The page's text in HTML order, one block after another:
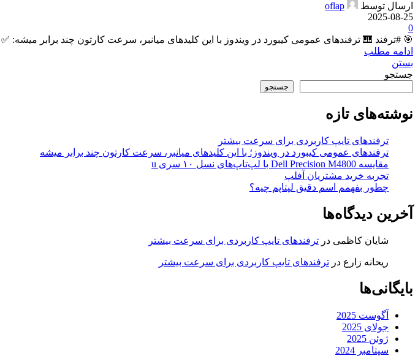
ارسال توسط
oflap
2025-08-25
0
🎯 #ترفند 🎹 ترفندهای عمومی کیبورد در ویندوز با این کلیدهای میانبر، سرعت کارتون چند برابر میشه: ✅ Ctrl + C → کپی ✅ Ctrl + V → پ...
ادامه مطلب
بستن
جستجو
جستجو
نوشته‌های تازه
ترفندهای تایپ کاربردی برای سرعت بیشتر
ترفندهای عمومی کیبورد در ویندوز؛ با این کلیدهای میانبر، سرعت کارتون چند برابر میشه
مقایسه Dell Precision M4800 با لپ‌تاپ‌های نسل ۱۰ سری u
تجربه خرید مشتریان آفلپ
چطور بفهمم اسم دقیق لپتاپم چیه؟
آخرین دیدگاه‌ها
شایان کاظمی در ترفندهای تایپ کاربردی برای سرعت بیشتر
ریحانه زارع در ترفندهای تایپ کاربردی برای سرعت بیشتر
بایگانی‌ها
آگوست 2025
جولای 2025
ژوئن 2025
سپتامبر 2024